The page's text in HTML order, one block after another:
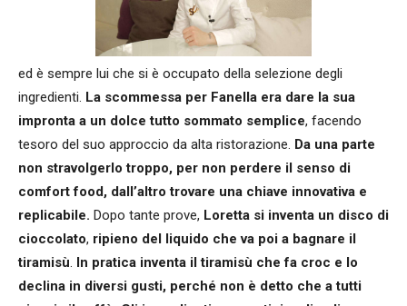
ed è sempre lui che si è occupato della selezione degli
ingredienti. La scommessa per Fanella era dare la sua
impronta a un dolce tutto sommato semplice, facendo
tesoro del suo approccio da alta ristorazione. Da una parte
non stravolgerlo troppo, per non perdere il senso di
comfort food, dall’altro trovare una chiave innovativa e
replicabile. Dopo tante prove, Loretta si inventa un disco di
cioccolato, ripieno del liquido che va poi a bagnare il
tiramisù. In pratica inventa il tiramisù che fa croc e lo
declina in diversi gusti, perché non è detto che a tutti